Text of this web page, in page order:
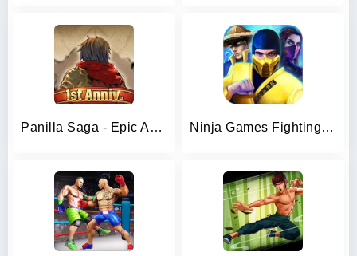
Panilla Saga - Epic Adventure Ninja Games Fighting: Kung Fu